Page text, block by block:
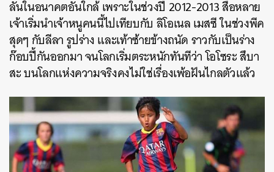
ลันในอนาคตอันใกล้ เพราะในช่วงปี 2012-2013 สื่อหลาย
เจ้าเริ่มนำเจ้าหนูคนนี้ไปเทียบกับ ลิโอเนล เมสซี ในช่วงพีค
สุดๆ กับลีลา รูปร่าง และเท้าซ้ายข้างถนัด ราวกับเป็นร่าง
ก๊อบปี้กันออกมา จนโลกเริ่มตระหนักทันทีว่า โอโซระ สึบา
สะ บนโลกแห่งความจริงคงไม่ใช่เรื่องเพ้อฝันไกลตัวแล้ว